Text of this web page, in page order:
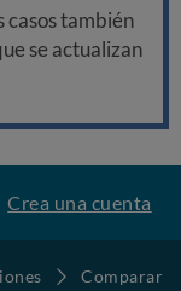
casos también
se actualizan
Crea una cuenta
Comparar